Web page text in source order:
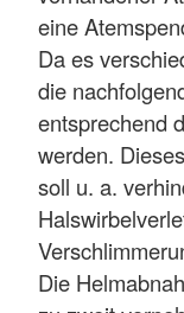
eine
Da es
die
entsprechend
werden.
soll u. a.
Die